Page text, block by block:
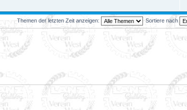
Themen der letzten Zeit anzeigen: Sortiere nach